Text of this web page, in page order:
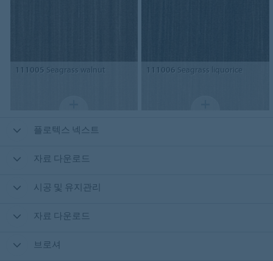
111005 Seagrass walnut 111006 Seagrass liquorice
플로텍스 넥스트
자료 다운로드
시공 및 유지관리
자료 다운로드
브로셔